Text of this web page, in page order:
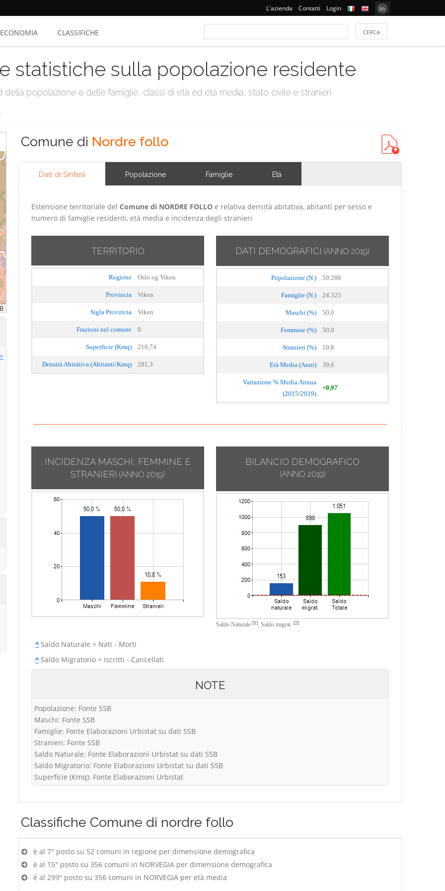
L'azienda Contatti Login
ECONOMIA CLASSIFICHE
statistiche sulla popolazione residente
popolazione e delle famiglie, classi di età ed età media, stato civile e stranieri
Comune di Nordre follo
Dati di Sintesi Popolazione Famiglie Età
Estensione territoriale del Comune di NORDRE FOLLO e relativa densità abitativa, abitanti per sesso e
numero di famiglie residenti, età media e incidenza degli stranieri
TERRITORIO
Regione Oslo og Viken
Provincia Viken
Sigla Provincia Viken
Frazioni nel comune 0
Superficie (Kmq) 210,74
Densità Abitativa (Abitanti/Kmq) 281,3
DATI DEMOGRAFICI (ANNO 2019)
Popolazione (N.) 59.288
Famiglie (N.) 24.325
Maschi (%) 50,0
Femmine (%) 50,0
Stranieri (%) 10,8
Età Media (Anni) 39,6
Variazione % Media Annua
(2015/2019)
+0,97
INCIDENZA MASCHI, FEMMINE E
STRANIERI (ANNO 2019)
BILANCIO DEMOGRAFICO
(ANNO 2019)
Saldo Naturale [1], Saldo migrat. [2]
^Saldo Naturale = Nati - Morti
^Saldo Migratorio = Iscritti - Cancellati
NOTE
Popolazione: Fonte SSB
Maschi: Fonte SSB
Famiglie: Fonte Elaborazioni Urbistat su dati SSB
Stranieri: Fonte SSB
Saldo Naturale: Fonte Elaborazioni Urbistat su dati SSB
Saldo Migratorio: Fonte Elaborazioni Urbistat su dati SSB
Superficie (Kmq): Fonte Elaborazioni Urbistat
Classifiche Comune di nordre follo
è al 7° posto su 52 comuni in regione per dimensione demografica
è al 15° posto su 356 comuni in NORVEGIA per dimensione demografica
è al 299° posto su 356 comuni in NORVEGIA per età media